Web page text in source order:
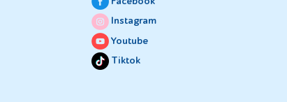
Instagram
Youtube
Tiktok